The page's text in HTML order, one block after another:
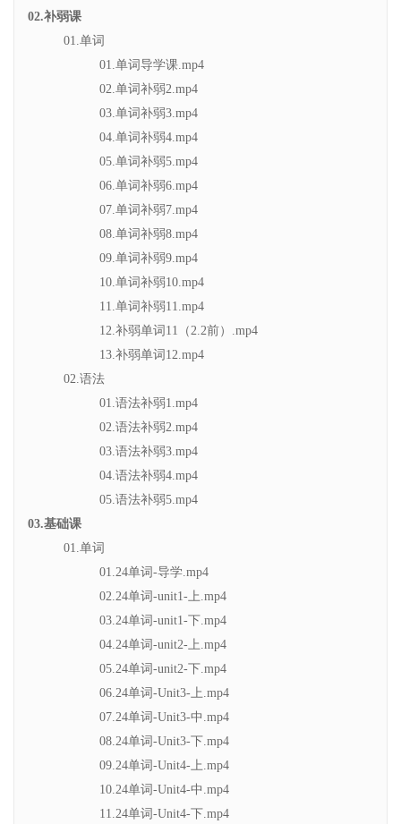
02.补弱课
01.单词
01.单词导学课.mp4
02.单词补弱2.mp4
03.单词补弱3.mp4
04.单词补弱4.mp4
05.单词补弱5.mp4
06.单词补弱6.mp4
07.单词补弱7.mp4
08.单词补弱8.mp4
09.单词补弱9.mp4
10.单词补弱10.mp4
11.单词补弱11.mp4
12.补弱单词11（2.2前）.mp4
13.补弱单词12.mp4
02.语法
01.语法补弱1.mp4
02.语法补弱2.mp4
03.语法补弱3.mp4
04.语法补弱4.mp4
05.语法补弱5.mp4
03.基础课
01.单词
01.24单词-导学.mp4
02.24单词-unit1-上.mp4
03.24单词-unit1-下.mp4
04.24单词-unit2-上.mp4
05.24单词-unit2-下.mp4
06.24单词-Unit3-上.mp4
07.24单词-Unit3-中.mp4
08.24单词-Unit3-下.mp4
09.24单词-Unit4-上.mp4
10.24单词-Unit4-中.mp4
11.24单词-Unit4-下.mp4